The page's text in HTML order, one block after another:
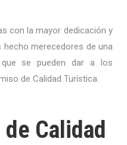
con la mayor dedicación y
hecho merecedores de una
se pueden dar a los
de Calidad Turística.
Calidad